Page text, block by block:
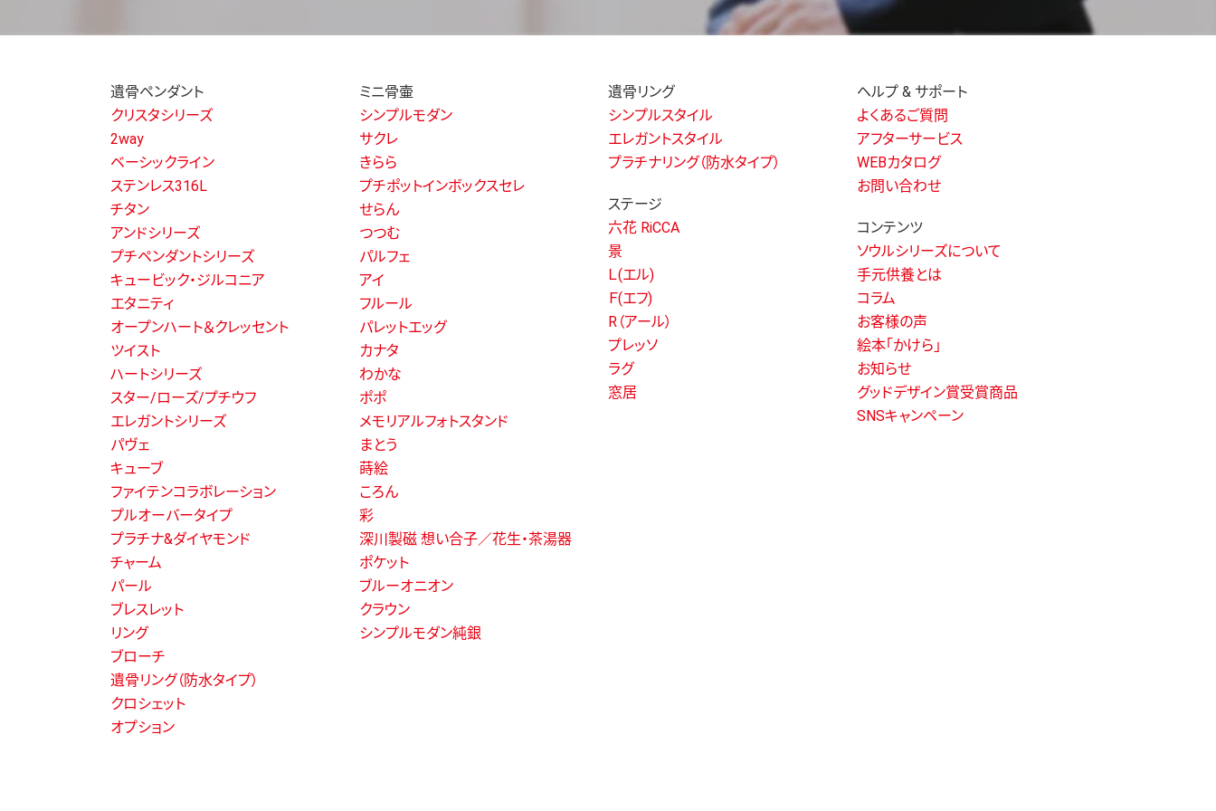
遺骨ペンダント
クリスタシリーズ
2way
ベーシックライン
ステンレス316L
チタン
アンドシリーズ
プチペンダントシリーズ
キュービック・ジルコニア
エタニティ
オープンハート＆クレッセント
ツイスト
ハートシリーズ
スター/ローズ/プチウフ
エレガントシリーズ
パヴェ
キューブ
ファイテンコラボレーション
プルオーバータイプ
プラチナ&ダイヤモンド
チャーム
パール
ブレスレット
リング
ブローチ
遺骨リング（防水タイプ）
クロシェット
オプション
ミニ骨壷
シンプルモダン
サクレ
きらら
プチポットインボックスセレ
せらん
つつむ
パルフェ
アイ
フルール
パレットエッグ
カナタ
わかな
ポポ
メモリアルフォトスタンド
まとう
蒔絵
ころん
彩
深川製磁 想い合子／花生・茶湯器
ポケット
ブルーオニオン
クラウン
シンプルモダン純銀
遺骨リング
シンプルスタイル
エレガントスタイル
プラチナリング（防水タイプ）
ステージ
六花 RiCCA
景
Ｌ(エル)
Ｆ(エフ)
R（アール）
プレッソ
ラグ
窓居
ヘルプ & サポート
よくあるご質問
アフターサービス
WEBカタログ
お問い合わせ
コンテンツ
ソウルシリーズについて
手元供養とは
コラム
お客様の声
絵本「かけら」
お知らせ
グッドデザイン賞受賞商品
SNSキャンペーン